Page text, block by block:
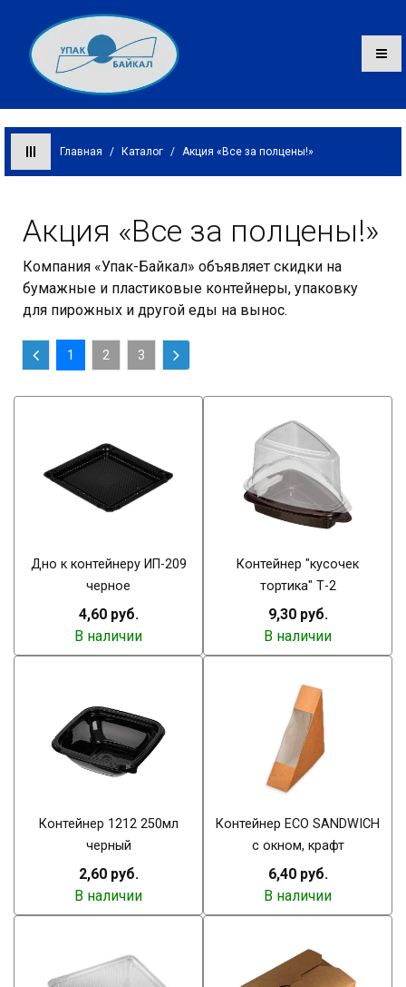
О компании
Оплата и доставка
Контакты
Главная / Каталог / Акция «Все за полцены!»
Акция «Все за полцены!»
Компания «Упак-Байкал» объявляет скидки на
бумажные и пластиковые контейнеры, упаковку
для пирожных и другой еды на вынос.
1 2 3
Дно к контейнеру ИП-209
черное
4,60 руб.
В наличии
Контейнер "кусочек
тортика" Т-2
9,30 руб.
В наличии
Контейнер 1212 250мл
черный
2,60 руб.
В наличии
Контейнер ECO SANDWICH
с окном, крафт
6,40 руб.
В наличии